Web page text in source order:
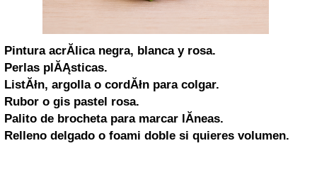
Pintura acrĂ­lica negra, blanca y rosa.
Perlas plĂĄsticas.
ListĂłn, argolla o cordĂłn para colgar.
Rubor o gis pastel rosa.
Palito de brocheta para marcar lĂ­neas.
Relleno delgado o foami doble si quieres volumen.